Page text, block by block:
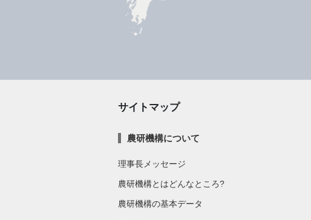
サイトマップ
農研機構について
理事長メッセージ
農研機構とはどんなところ?
農研機構の基本データ